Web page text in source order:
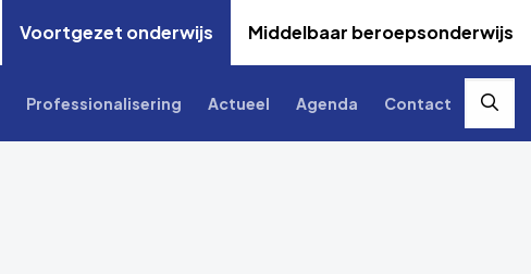
Voortgezet onderwijs Middelbaar beroepsonderwijs
Professionalisering Actueel Agenda Contact